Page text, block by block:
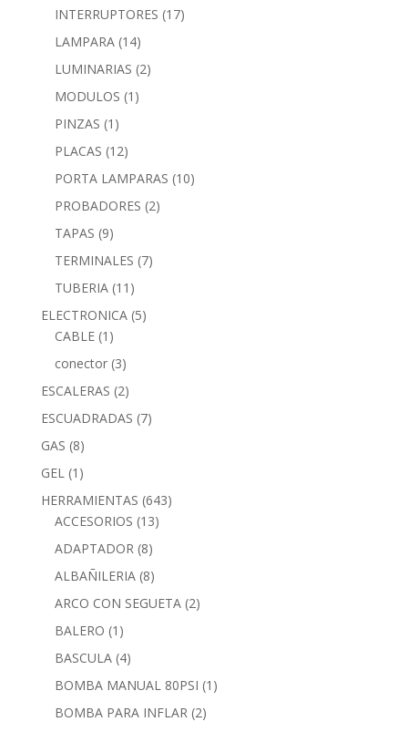
INTERRUPTORES (17)
LAMPARA (14)
LUMINARIAS (2)
MODULOS (1)
PINZAS (1)
PLACAS (12)
PORTA LAMPARAS (10)
PROBADORES (2)
TAPAS (9)
TERMINALES (7)
TUBERIA (11)
ELECTRONICA (5)
CABLE (1)
conector (3)
ESCALERAS (2)
ESCUADRADAS (7)
GAS (8)
GEL (1)
HERRAMIENTAS (643)
ACCESORIOS (13)
ADAPTADOR (8)
ALBAÑILERIA (8)
ARCO CON SEGUETA (2)
BALERO (1)
BASCULA (4)
BOMBA MANUAL 80PSI (1)
BOMBA PARA INFLAR (2)